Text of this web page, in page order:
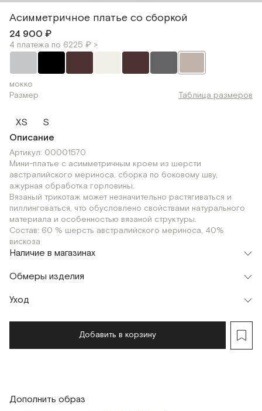
Асимметричное платье со сборкой
24 900 ₽
4 платежа по 6225 ₽ >
мокко
Размер
Таблица размеров
XS
S
Описание
Артикул: 00001570
Мини-платье с асимметричным кроем из шерсти
австралийского мериноса, сборка по боковому шву,
ажурная обработка горловины.
Вязаный трикотаж может незначительно растягиваться и
пиллинговаться, что обусловлено свойствами натурального
материала и особенностью вязаной структуры.
Состав: 60 % шерсть австралийского мериноса, 40%
вискоза
Наличие в магазинах
Флагман
г. Москва, Малая Бронная 16
XSS
г. Москва, Малая Бронная 24/3
XSS
Обмеры изделия
Мерки, см
Обхват груди (растяжение материала до
74
Уход
Добавить в корзину
Дополнить образ